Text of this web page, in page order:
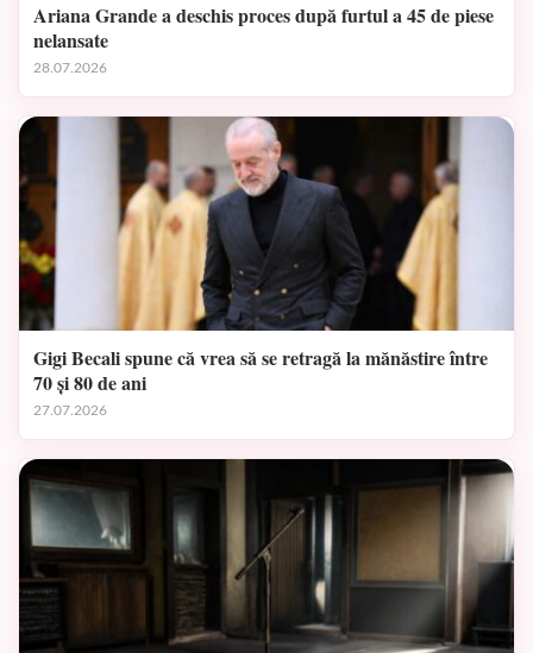
Ariana Grande a deschis proces după furtul a 45 de piese
nelansate
28.07.2026
Gigi Becali spune că vrea să se retragă la mănăstire între
70 și 80 de ani
27.07.2026